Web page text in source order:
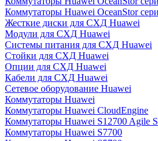
Коммутаторы Huawei OceanStor
Жесткие диски для СХД Huawei
Модули для СХД Huawei
Системы питания для СХД Huawei
Стойки для СХД Huawei
Опции для СХД Huawei
Кабели для СХД Huawei
Сетевое оборудование Huawei
Коммутаторы Huawei
Коммутаторы Huawei CloudEngine
Коммутаторы Huawei S12700 Agile
Коммутаторы Huawei S7700